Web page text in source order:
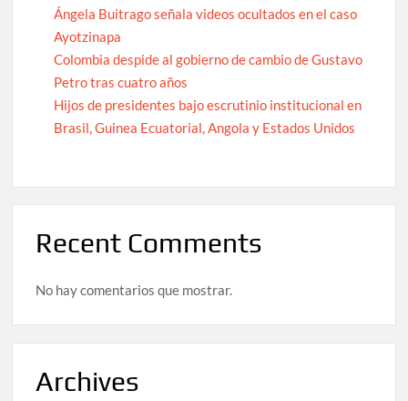
Ángela Buitrago señala videos ocultados en el caso
Ayotzinapa
Colombia despide al gobierno de cambio de Gustavo
Petro tras cuatro años
Hijos de presidentes bajo escrutinio institucional en
Brasil, Guinea Ecuatorial, Angola y Estados Unidos
Recent Comments
No hay comentarios que mostrar.
Archives